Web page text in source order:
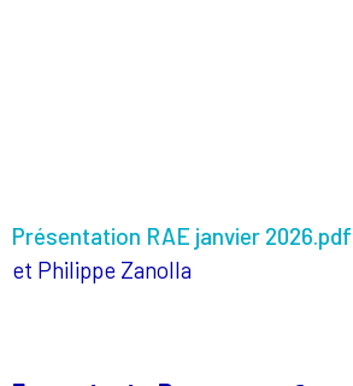
Présentation RAE janvier 2026.pdf
et Philippe Zanolla